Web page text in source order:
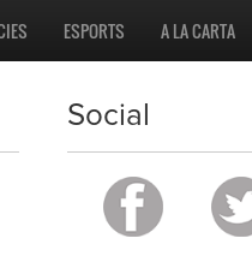
A LA CARTA
ESPORTS
Social